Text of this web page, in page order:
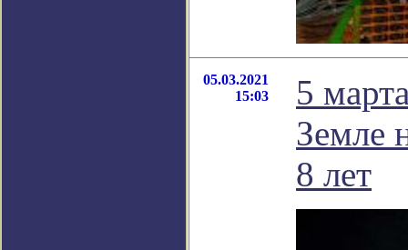
05.03.2021
15:03
5
Земле
8 лет